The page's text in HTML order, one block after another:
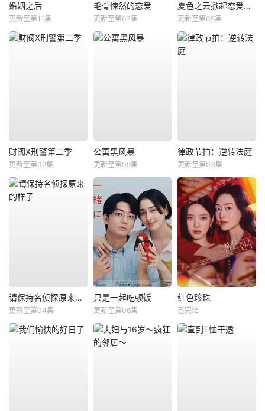
婚姻之后
更新至第11集
毛骨悚然的恋爱
更新至第07集
夏色之云掀起恋爱与风暴
更新至第05集
财阀X刑警第二季
更新至第02集
公寓黑风暴
更新至第09集
律政节拍：逆转法庭
更新至第03集
请保持名侦探原来的样子
更新至第04集
只是一起吃顿饭
更新至第06集
红色珍珠
已完结